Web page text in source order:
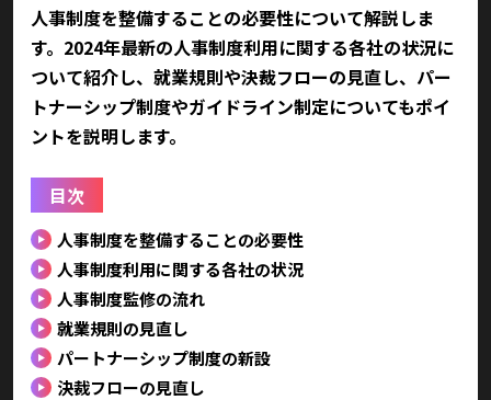
人事制度を整備することの必要性について解説しま
す。2024年最新の人事制度利用に関する各社の状況に
ついて紹介し、就業規則や決裁フローの見直し、パー
トナーシップ制度やガイドライン制定についてもポイ
ントを説明します。
目次
人事制度を整備することの必要性
人事制度利用に関する各社の状況
人事制度監修の流れ
就業規則の見直し
パートナーシップ制度の新設
決裁フローの見直し